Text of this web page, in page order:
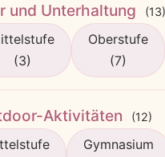
und Unterhaltung (13)
(3)
Oberstufe
(7)
Aktivitäten (12)
Gymnasium